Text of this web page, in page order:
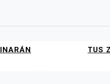
TUS